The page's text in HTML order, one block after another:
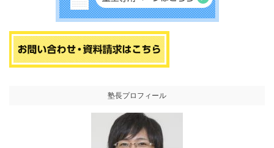
塾長プロフィール